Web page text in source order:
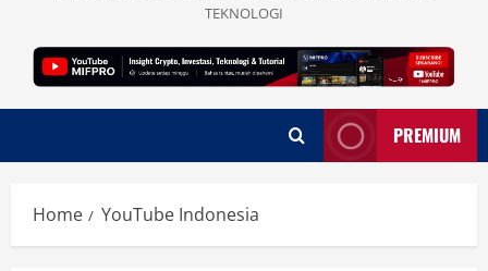
TEKNOLOGI
PREMIUM
Home YouTube Indonesia